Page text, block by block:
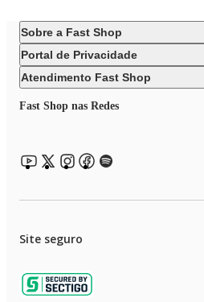
Sobre a Fast Shop
Portal de Privacidade
Atendimento Fast Shop
Fast Shop nas Redes
Site seguro